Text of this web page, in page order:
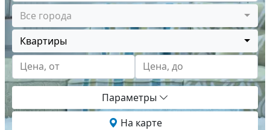
Все города
Квартиры
Цена, от
Цена, до
Параметры
На карте